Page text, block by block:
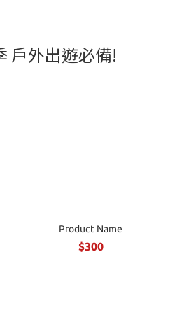
戶外出遊必備!
Product Name
$300